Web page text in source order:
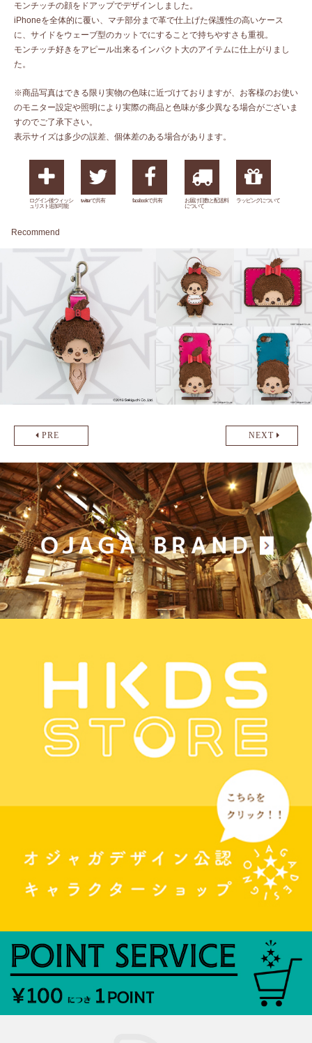
モンチッチの顔をドアップでデザインしました。
iPhoneを全体的に覆い、マチ部分まで革で仕上げた保護性の高いケース
に、サイドをウェーブ型のカットでにすることで持ちやすさも重視。
モンチッチ好きをアピール出来るインパクト大のアイテムに仕上がりまし
た。
※商品写真はできる限り実物の色味に近づけておりますが、お客様のお使い
のモニター設定や照明により実際の商品と色味が多少異なる場合がございま
すのでご了承下さい。
表示サイズは多少の誤差、個体差のある場合があります。
ログイン後ウィッシ
ュリスト追加可能
twitterで共有 facebookで共有
お届け日数と配送料
について
ラッピングについて
Recommend